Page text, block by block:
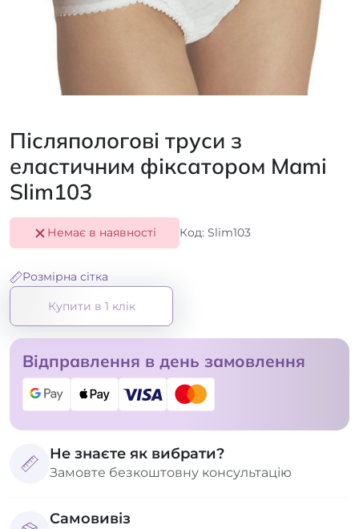
Післяпологові труси з
еластичним фіксатором Mami
Slim103
Немає в наявності Код: Slim103
Розмірна сітка
Купити в 1 клік
Відправлення в день замовлення
Не знаєте як вибрати?
Замовте безкоштовну консультацію
Самовивіз